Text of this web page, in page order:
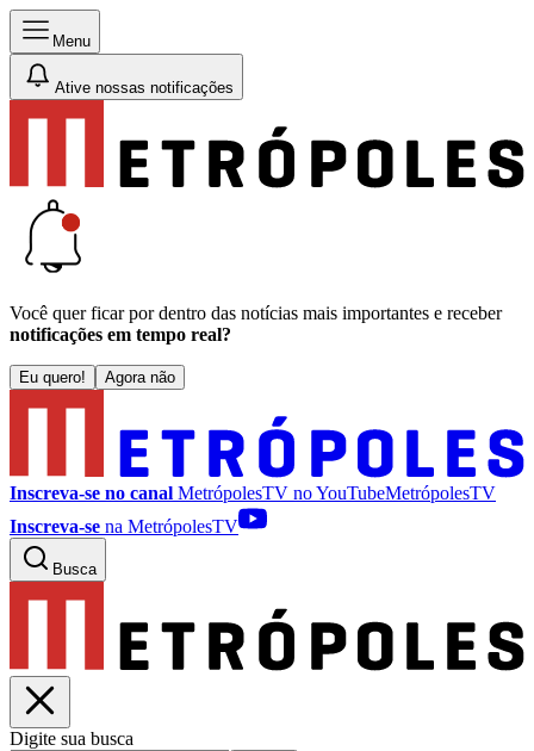
Menu
Ative nossas notificações
Você quer ficar por dentro das notícias mais importantes e receber
notificações em tempo real?
Eu quero! Agora não
Inscreva-se no canal MetrópolesTV noYouTubeMetrópolesTV
Inscreva-se na MetrópolesTV
Busca
Digite sua busca